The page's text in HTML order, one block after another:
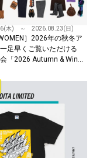
木) ～ 2026.08.23(日)
］2026年の秋冬ア
足早くご覧いただける
「2026 Autumn & Wint